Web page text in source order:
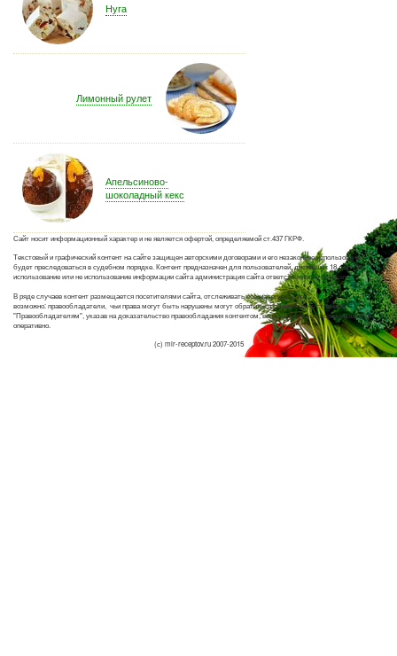
Нуга
Лимонный рулет
Апельсиново-
шоколадный кекс
Сайт носит информационный характер и не является офертой, определяемой ст.437 ГКРФ.
Текстовый и графический контент на сайте защищен авторскими договорами и его незаконное использование
будет преследоваться в судебном порядке. Контент предназначен для пользователей, достигших 18 лет. За
использование или не использование информации сайта администрация сайта ответственности не несет.
В ряде случаев контент размещается посетителями сайта, отслеживать все материалы не
возможно: правообладатели, чьи права могут быть нарушены могут обратиться с жалобой на странице
"Правообладателям", указав на доказательство правообладания контентом, вопросы этой категории решаются
оперативно.
(с) mir-receptov.ru 2007-2015